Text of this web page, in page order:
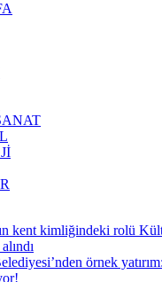
kent kimliğindeki rolü
örnek